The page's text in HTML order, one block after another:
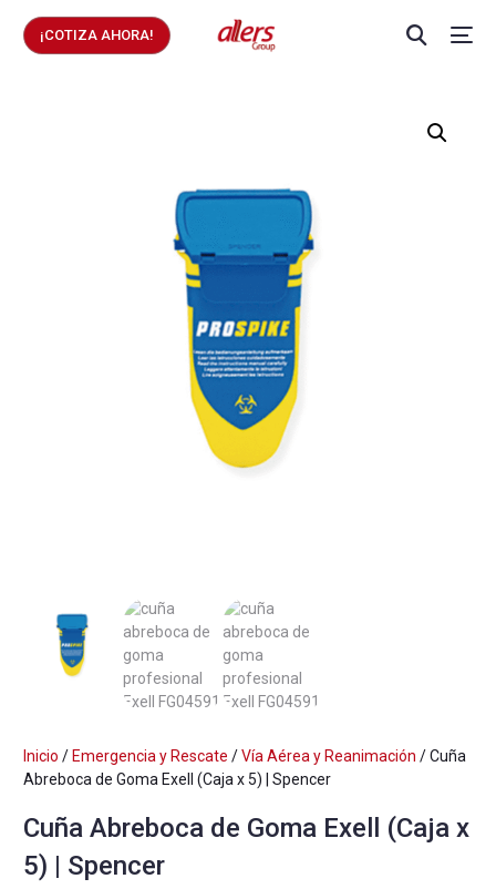
¡COTIZA AHORA!
Inicio / Emergencia y Rescate /Vía Aérea y Reanimación / Cuña
Abreboca de Goma Exell (Caja x 5) | Spencer
Cuña Abreboca de Goma Exell (Caja x
5) | Spencer